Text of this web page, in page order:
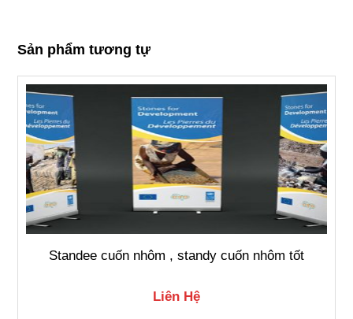
Sản phẩm tương tự
Standee cuốn nhôm , standy cuốn nhôm tốt
Liên Hệ